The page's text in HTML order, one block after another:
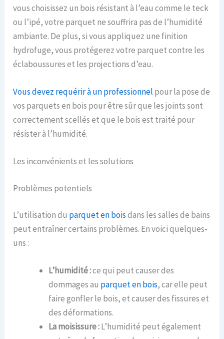
vous choisissez un bois résistant à l’eau comme le teck
ou l’ipé, votre parquet ne souffrira pas de l’humidité
ambiante. De plus, si vous appliquez une finition
hydrofuge, vous protégerez votre parquet contre les
éclaboussures et les projections d’eau.
Vous devez requérir à un professionnel pour la pose de
vos parquets en bois pour être sûr que les joints sont
correctement scellés et que le bois est traité pour
résister à l’humidité.
Les inconvénients et les solutions
Problèmes potentiels
L’utilisation du parquet en boisdans les salles de bains
peut entraîner certains problèmes. En voici quelques-
uns :
L’humidité :ce qui peut causer des
dommages au parquet en bois, car elle peut
faire gonfler le bois, et causer des fissures et
des déformations.
La moisissure :L’humidité peut également